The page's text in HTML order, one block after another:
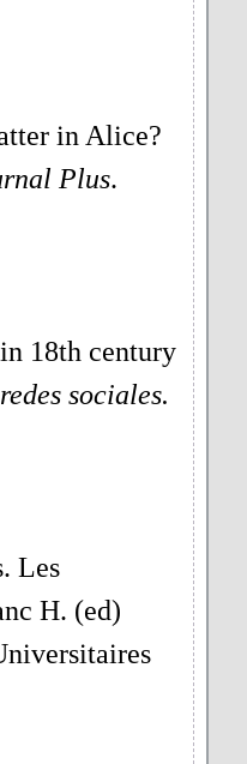
in Alice?
Plus.
18th century
sociales.
Les
H. (ed)